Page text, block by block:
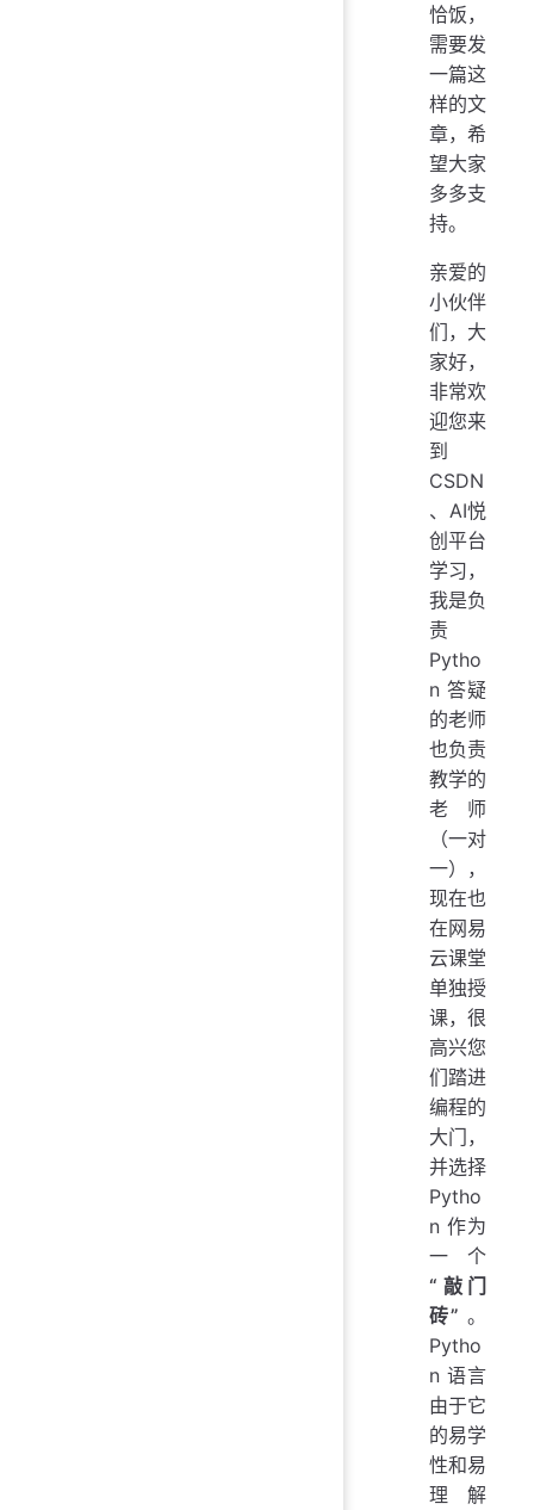
恰饭，
需要发
一篇这
样的文
章，希
望大家
多多支
持。
亲爱的
小伙伴
们，大
家好，
非常欢
迎您来
到
CSDN
、AI悦
创平台
学习，
我是负
责
Pytho
n 答疑
的老师
也负责
教学的
老师
（一对
一），
现在也
在网易
云课堂
单独授
课，很
高兴您
们踏进
编程的
大门，
并选择
Pytho
n 作为
一个
“敲门
砖” 。
Pytho
n 语言
由于它
的易学
性和易
理解